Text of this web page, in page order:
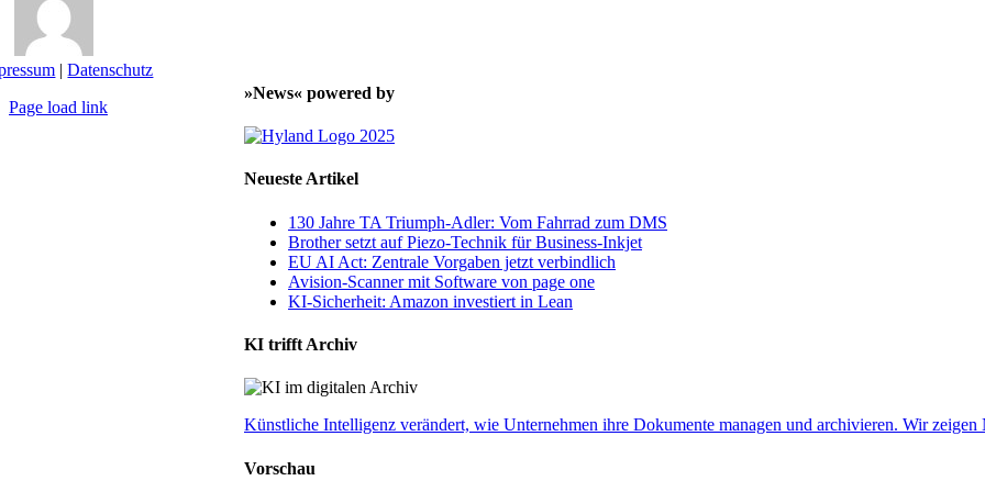
»News« powered by
Neueste Artikel
130 Jahre TA Triumph-Adler: Vom Fahrrad zum DMS
Brother setzt auf Piezo-Technik für Business-Inkjet
EU AI Act: Zentrale Vorgaben jetzt verbindlich
Avision-Scanner mit Software von page one
KI-Sicherheit: Amazon investiert in Lean
KI trifft Archiv
Künstliche Intelligenz verändert, wie Unternehmen ihre Dokumente managen und archivieren. Wir
Vorschau
|Datenschutz
Page load link